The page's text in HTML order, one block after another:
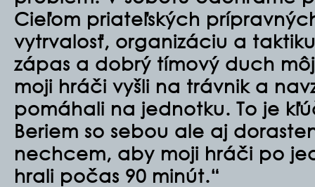
Cieľom priateľských
vytrvalosť, organizáciu a
zápas a dobrý tímový duch
moji hráči vyšli na trávnik a
pomáhali na jednotku. To je
Beriem so sebou ale aj
nechcem, aby moji hráči po
hrali počas 90 minút.“